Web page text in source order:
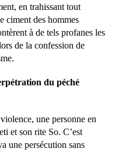
en trahissant tout
ciment des hommes
à de tels profanes les
de la confession de
du péché
une personne en
et son rite So. C’est
une persécution sans